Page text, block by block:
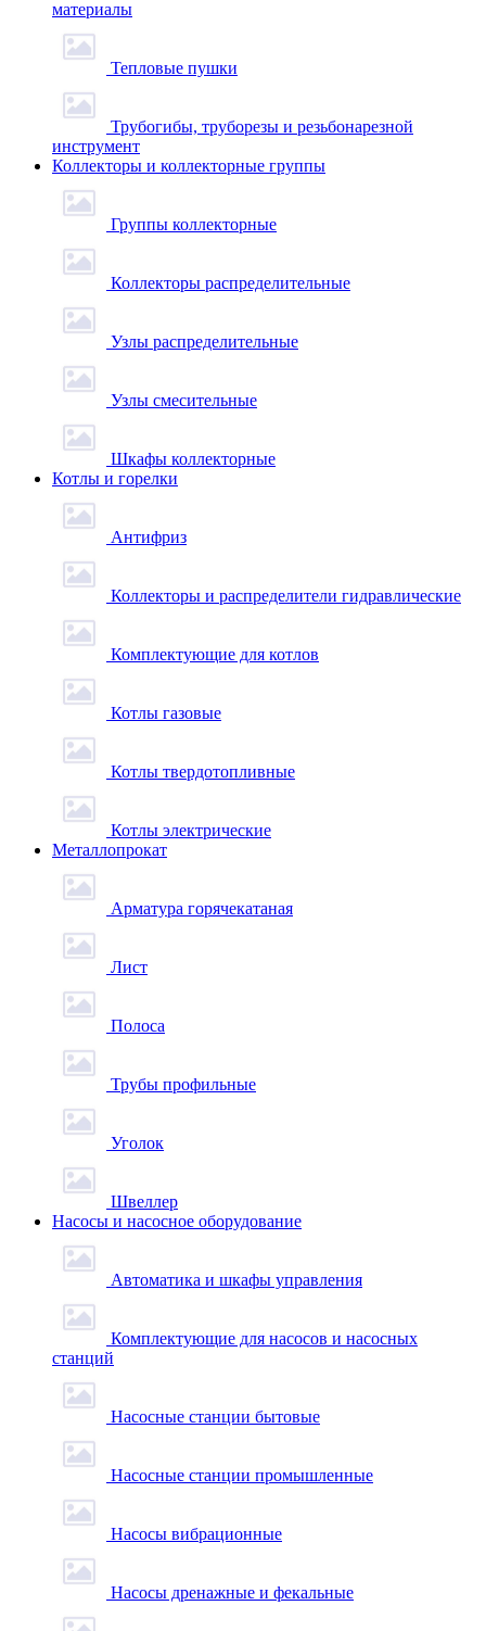
материалы
Тепловые пушки
Трубогибы, труборезы и резьбонарезной
инструмент
Коллекторы и коллекторные группы
Группы коллекторные
Коллекторы распределительные
Узлы распределительные
Узлы смесительные
Шкафы коллекторные
Котлы и горелки
Антифриз
Коллекторы и распределители гидравлические
Комплектующие для котлов
Котлы газовые
Котлы твердотопливные
Котлы электрические
Металлопрокат
Арматура горячекатаная
Лист
Полоса
Трубы профильные
Уголок
Швеллер
Насосы и насосное оборудование
Автоматика и шкафы управления
Комплектующие для насосов и насосных
станций
Насосные станции бытовые
Насосные станции промышленные
Насосы вибрационные
Насосы дренажные и фекальные